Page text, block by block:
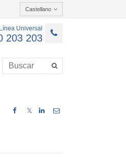
Castellano
Línea Universal
203 203
𝕏